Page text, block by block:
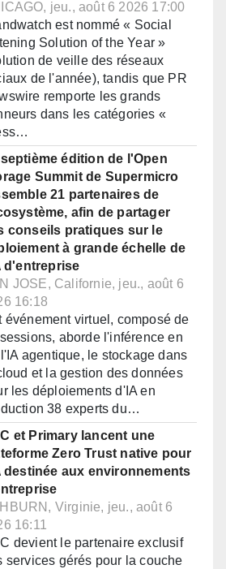
jeu., août 6 2026 17:00
est nommé « Social
Solution of the Year »
de veille des réseaux
de l'année), tandis que PR
remporte les grands
dans les catégories «
septième édition de l'Open
Summit de Supermicro
21 partenaires de
afin de partager
conseils pratiques sur le
à grande échelle de
d'entreprise
JOSE, Californie, jeu., août 6
16:18
événement virtuel, composé de
aborde l'inférence en
l'IA agentique, le stockage dans
et la gestion des données
les déploiements d'IA en
38 experts du…
et Primary lancent une
Zero Trust native pour
destinée aux environnements
Virginie, jeu., août 6
16:11
devient le partenaire exclusif
services gérés pour la couche